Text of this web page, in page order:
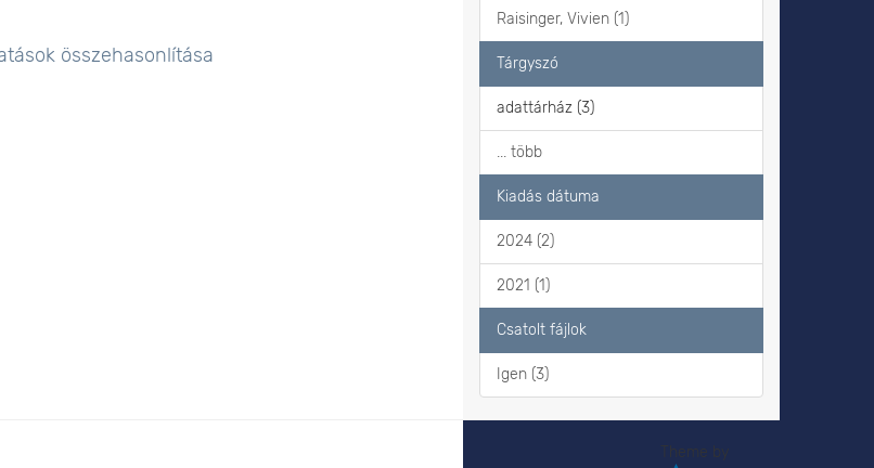
összehasonlítása
Raisinger, Vivien (1)
Tárgyszó
adattárház (3)
... több
Kiadás dátuma
2024 (2)
2021 (1)
Csatolt fájlok
Igen (3)
Theme by